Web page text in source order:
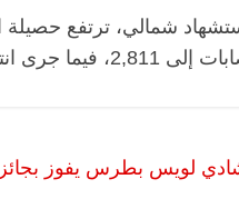
2,811، فيما جرى انتشال 781 جثمانا.
لويس بطرس يفوز